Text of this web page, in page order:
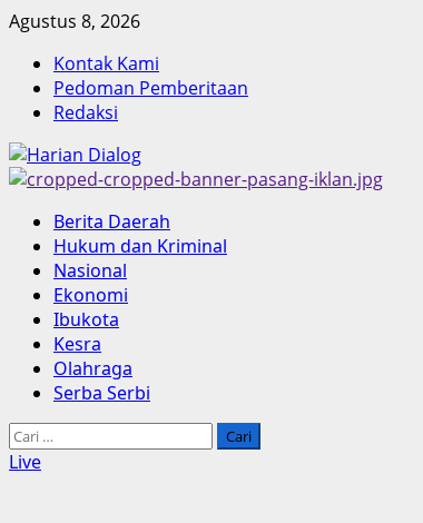
Skip
content
Agustus 8, 2026
Kontak Kami
Pedoman Pemberitaan
Redaksi
Primary
Menu
Berita Daerah
Hukum dan Kriminal
Nasional
Ekonomi
Ibukota
Kesra
Olahraga
Serba Serbi
Cari
untuk:
Live